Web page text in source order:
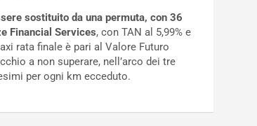
sostituito da una permuta, con 36
Financial Services, con TAN al 5,99% e
rata finale è pari al Valore Futuro
a non superare, nell’arco dei tre
per ogni km ecceduto.